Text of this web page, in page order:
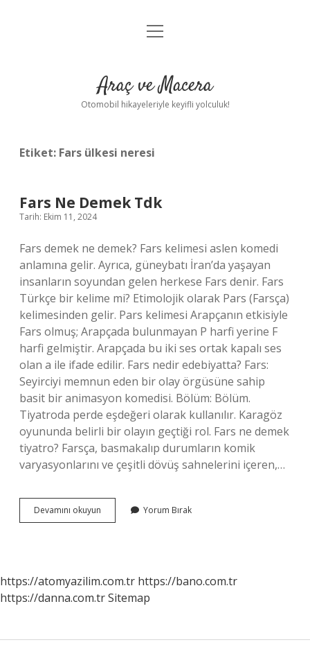
Anasayfa
Yasal Uyarı
menüyü
Araç ve Macera
Otomobil hikayeleriyle keyifli yolculuk!
Etiket: Fars ülkesi neresi
Fars Ne Demek Tdk
Tarih: Ekim 11, 2024
Fars demek ne demek? Fars kelimesi aslen komedi
anlamına gelir. Ayrıca, güneybatı İran’da yaşayan
insanların soyundan gelen herkese Fars denir. Fars
Türkçe bir kelime mi? Etimolojik olarak Pars (Farsça)
kelimesinden gelir. Pars kelimesi Arapçanın etkisiyle
Fars olmuş; Arapçada bulunmayan P harfi yerine F
harfi gelmiştir. Arapçada bu iki ses ortak kapalı ses
olan a ile ifade edilir. Fars nedir edebiyatta? Fars:
Seyirciyi memnun eden bir olay örgüsüne sahip
basit bir animasyon komedisi. Bölüm: Bölüm.
Tiyatroda perde eşdeğeri olarak kullanılır. Karagöz
oyununda belirli bir olayın geçtiği rol. Fars ne demek
tiyatro? Farsça, basmakalıp durumların komik
varyasyonlarını ve çeşitli dövüş sahnelerini içeren,…
Devamını okuyun
Ne
Yorum Bırak
https://atomyazilim.com.tr https://bano.com.tr
https://danna.com.trSitemap